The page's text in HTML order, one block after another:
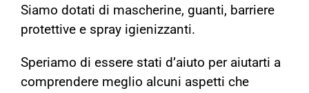
Siamo dotati di mascherine, guanti, barriere
protettive e spray igienizzanti.
Speriamo di essere stati d’aiuto per aiutarti a
comprendere meglio alcuni aspetti che